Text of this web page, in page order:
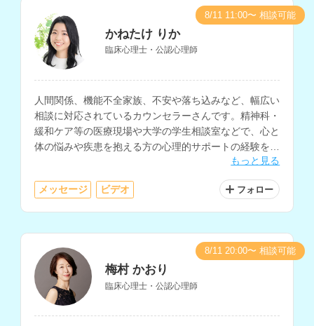
かねたけ りか
臨床心理士・公認心理師
人間関係、機能不全家族、不安や落ち込みなど、幅広い
相談に対応されているカウンセラーさんです。精神科・
緩和ケア等の医療現場や大学の学生相談室などで、心と
体の悩みや疾患を抱える方の心理的サポートの経験をお
持ちで、夢分析などのイメージを用いたアプローチも取
もっと見る
メッセージ ビデオ フォロー
8/11 11:00〜 相談可能
梅村 かおり
臨床心理士・公認心理師
8/11 20:00〜 相談可能